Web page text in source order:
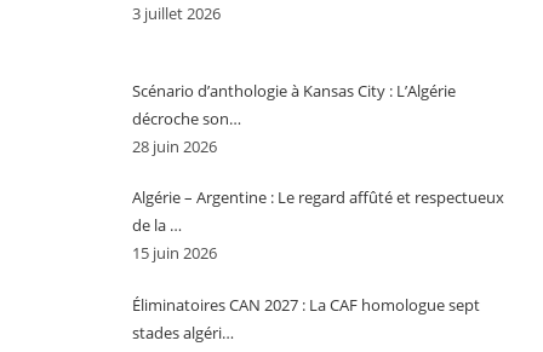
3 juillet 2026
Scénario d’anthologie à Kansas City : L’Algérie
décroche son…
28 juin 2026
Algérie – Argentine : Le regard affûté et respectueux
de la …
15 juin 2026
Éliminatoires CAN 2027 : La CAF homologue sept
stades algéri…